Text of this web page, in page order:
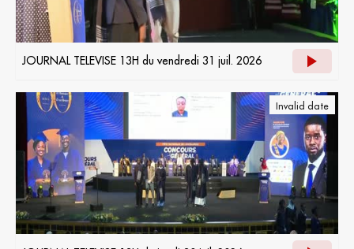
JOURNAL TELEVISE 13H du vendredi 31 juil. 2026
Invalid date